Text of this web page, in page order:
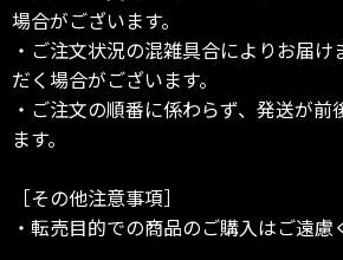
場合がございます。
・ご注文状況の混雑具合によりお届
だく場合がございます。
・ご注文の順番に係わらず、発送が
ます。
［その他注意事項］
・転売目的での商品のご購入はご遠慮